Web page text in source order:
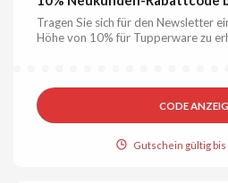
Tragen Sie sich für den Newsletter
Höhe von 10% für Tupperware zu
CODE
Gutschein gültig